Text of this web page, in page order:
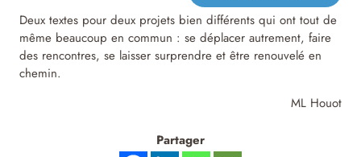
Deux textes pour deux projets bien différents qui ont tout de
même beaucoup en commun : se déplacer autrement, faire
des rencontres, se laisser surprendre et être renouvelé en
chemin.
ML Houot
Partager